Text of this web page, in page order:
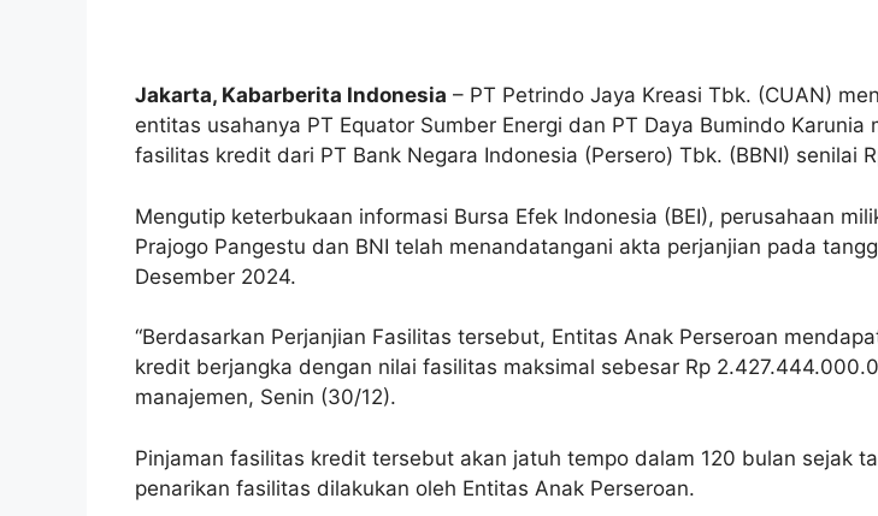
Jakarta, Kabarberita Indonesia – PT Petrindo Jaya Kreasi Tbk. (CUAN)
entitas usahanya PT Equator Sumber Energi dan PT Daya Bumindo Karunia
fasilitas kredit dari PT Bank Negara Indonesia (Persero) Tbk. (BBNI) senilai
Mengutip keterbukaan informasi Bursa Efek Indonesia (BEI), perusahaan
Prajogo Pangestu dan BNI telah menandatangani akta perjanjian pada
Desember 2024.
“Berdasarkan Perjanjian Fasilitas tersebut, Entitas Anak Perseroan
kredit berjangka dengan nilai fasilitas maksimal sebesar Rp
manajemen, Senin (30/12).
Pinjaman fasilitas kredit tersebut akan jatuh tempo dalam 120 bulan sejak
penarikan fasilitas dilakukan oleh Entitas Anak Perseroan.